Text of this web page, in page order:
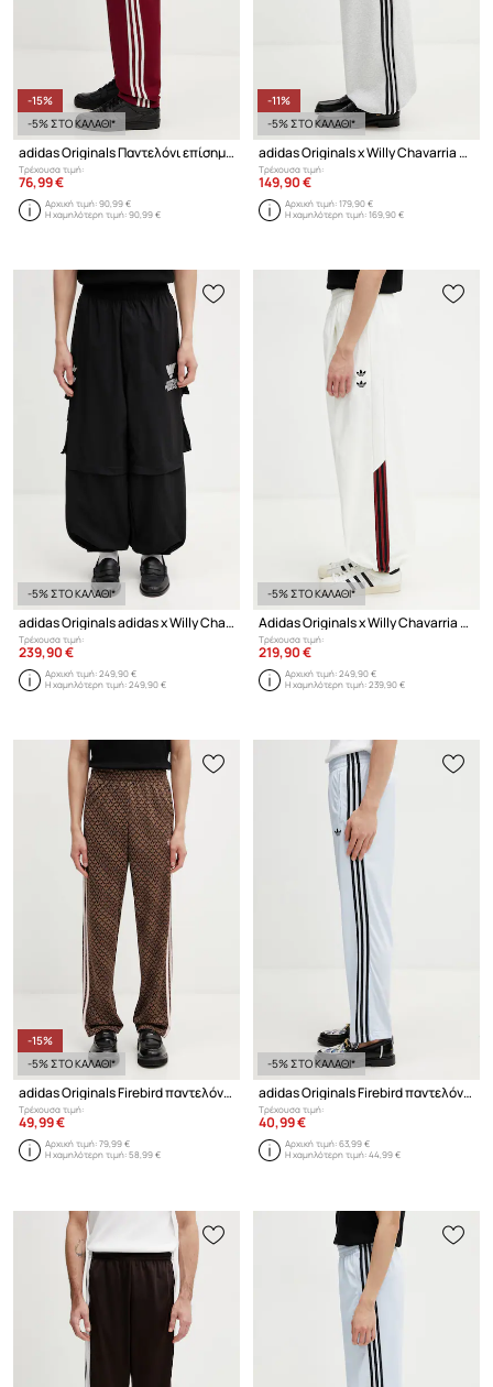
-15%
-5% ΣΤΟ ΚΑΛΑΘΙ*
adidas Originals Παντελόνι επίσημο Ανδρικό
Τρέχουσα τιμή:
76,99 €
Αρχική τιμή:90,99 €
Η χαμηλότερη τιμή:90,99 €
-11%
-5% ΣΤΟ ΚΑΛΑΘΙ*
adidas Originals x Willy Chavarria παντελόνι επίσημο Ανδρικό με βαμβάκι
Τρέχουσα τιμή:
149,90 €
Αρχική τιμή:179,90 €
Η χαμηλότερη τιμή:169,90 €
-5% ΣΤΟ ΚΑΛΑΘΙ*
adidas Originals adidas x Willy Chavaria παντελόνι επίσημο Ανδρικό
Τρέχουσα τιμή:
239,90 €
Αρχική τιμή:249,90 €
Η χαμηλότερη τιμή:249,90 €
-5% ΣΤΟ ΚΑΛΑΘΙ*
Adidas Originals x Willy Chavarria παντελόνι επίσημο ανδρικό
Τρέχουσα τιμή:
219,90 €
Αρχική τιμή:249,90 €
Η χαμηλότερη τιμή:239,90 €
-15%
-5% ΣΤΟ ΚΑΛΑΘΙ*
adidas Originals Firebird παντελόνι επίσημο Ανδρικό
Τρέχουσα τιμή:
49,99 €
Αρχική τιμή:79,99 €
Η χαμηλότερη τιμή:58,99 €
-5% ΣΤΟ ΚΑΛΑΘΙ*
adidas Originals Firebird παντελόνι επίσημο Ανδρικό
Τρέχουσα τιμή:
40,99 €
Αρχική τιμή:63,99 €
Η χαμηλότερη τιμή:44,99 €